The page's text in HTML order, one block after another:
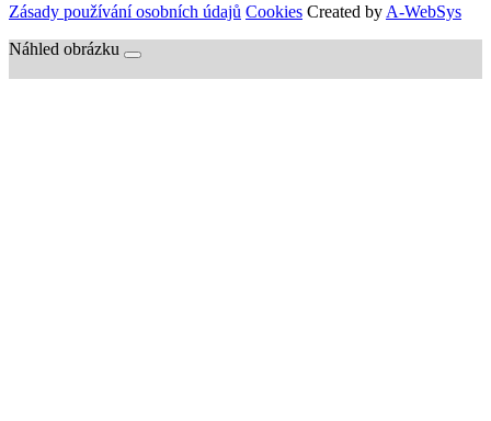
Zásady používání osobních údajů Cookies Created by A-WebSys
Náhled obrázku